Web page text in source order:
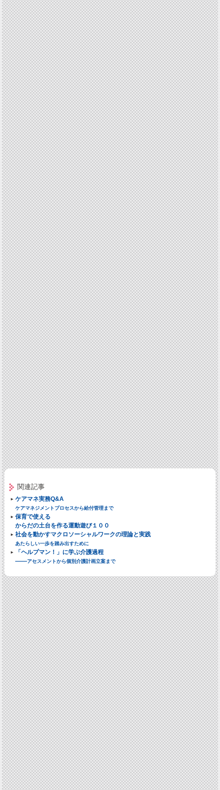
関連記事
ケアマネ実務Q&A
ケアマネジメントプロセスから給付管理まで
保育で使える
からだの土台を作る運動遊び１００
社会を動かすマクロソーシャルワークの理論と実践
あたらしい一歩を踏み出すために
「ヘルプマン！」に学ぶ介護過程
——アセスメントから個別介護計画立案まで